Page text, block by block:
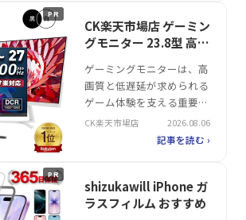
風見鶏が展開する東芝製
USBメモリは、USB3.0対応
なデザインが特徴。多様な
使用シーンに応じた選択肢
とし…
PR
CK楽天市場店 ゲーミン
グモニター 23.8型 高画
ゲーミングモニターは、高
画質と低遅延が求められる
ゲーム体験を支える重要な
デバイスとして、日本市場
で注目を集めています。特
色域を備えたモデルが人気
を博しており、プレイヤー
CK楽天市場店 2026.08.06
記事を読む ›
PR
shizukawill iPhone ガ
ラスフィルム おすすめ